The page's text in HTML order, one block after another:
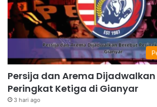
Persija dan Arema Dijadwalkan
Peringkat Ketiga di Gianyar
3 hari ago